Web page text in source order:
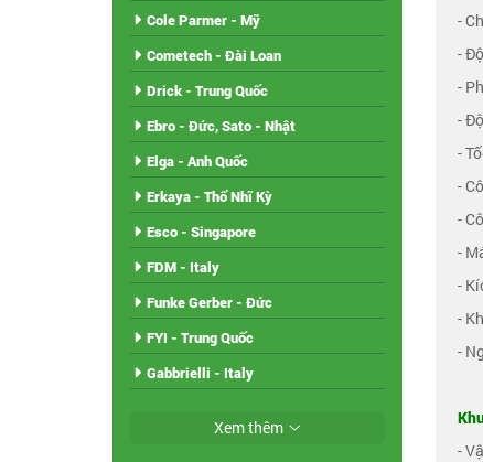
-
-
-
-
-
-
-
-
-
-
-
-
Cole Parmer - Mỹ
Cometech - Đài Loan
Drick - Trung Quốc
Ebro - Đức, Sato - Nhật
Elga - Anh Quốc
Erkaya - Thổ Nhĩ Kỳ
Esco - Singapore
FDM - Italy
Funke Gerber - Đức
FYI - Trung Quốc
Gabbrielli - Italy
Xem thêm